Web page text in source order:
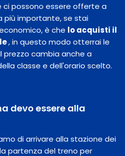
possono essere offerte a
più importante, se stai
è che lo acquisti il
, in questo modo otterrai le
prezzo cambia anche a
classe e dell'orario scelto.
devo essere alla
di arrivare alla stazione dei
partenza del treno per